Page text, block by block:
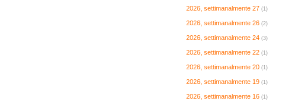
2026, settimanalmente 27 (1)
2026, settimanalmente 26 (2)
2026, settimanalmente 24 (3)
2026, settimanalmente 22 (1)
2026, settimanalmente 20 (1)
2026, settimanalmente 19 (1)
2026, settimanalmente 16 (1)